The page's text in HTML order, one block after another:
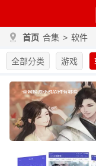
首页 合集 > 软件
全部分类 游戏